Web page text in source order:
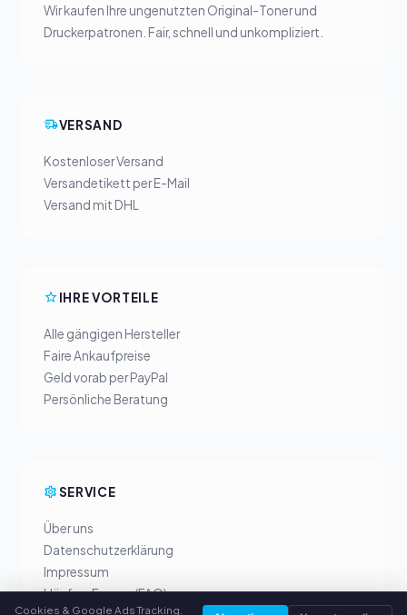
Wir kaufen Ihre ungenutzten Original-Toner und
Druckerpatronen. Fair, schnell und unkompliziert.
VERSAND
Kostenloser Versand
Versandetikett per E-Mail
Versand mit DHL
IHRE VORTEILE
Alle gängigen Hersteller
Faire Ankaufpreise
Geld vorab per PayPal
Persönliche Beratung
SERVICE
Über uns
Datenschutzerklärung
Impressum
Häufige Fragen (FAQ)
Cookies & Google Ads Tracking.